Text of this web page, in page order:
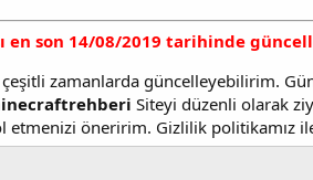
en son 14/08/2019 tarihinde
çeşitli zamanlarda güncelleyebilirim.
Siteyi düzenli olarak
etmenizi öneririm. Gizlilik politikamız